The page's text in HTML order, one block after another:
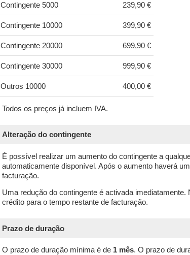
Contingente 5000 239,90 €
Contingente 10000 399,90 €
Contingente 20000 699,90 €
Contingente 30000 999,90 €
Outros 10000 400,00 €
Todos os preços já incluem IVA.
Alteração do contingente
É possível realizar um aumento do contingente a
automaticamente disponível. Após o aumento haverá
facturação.
Uma redução do contingente é activada imediatamente.
crédito para o tempo restante de facturação.
Prazo de duração
O prazo de duração mínima é de 1 mês. O prazo de